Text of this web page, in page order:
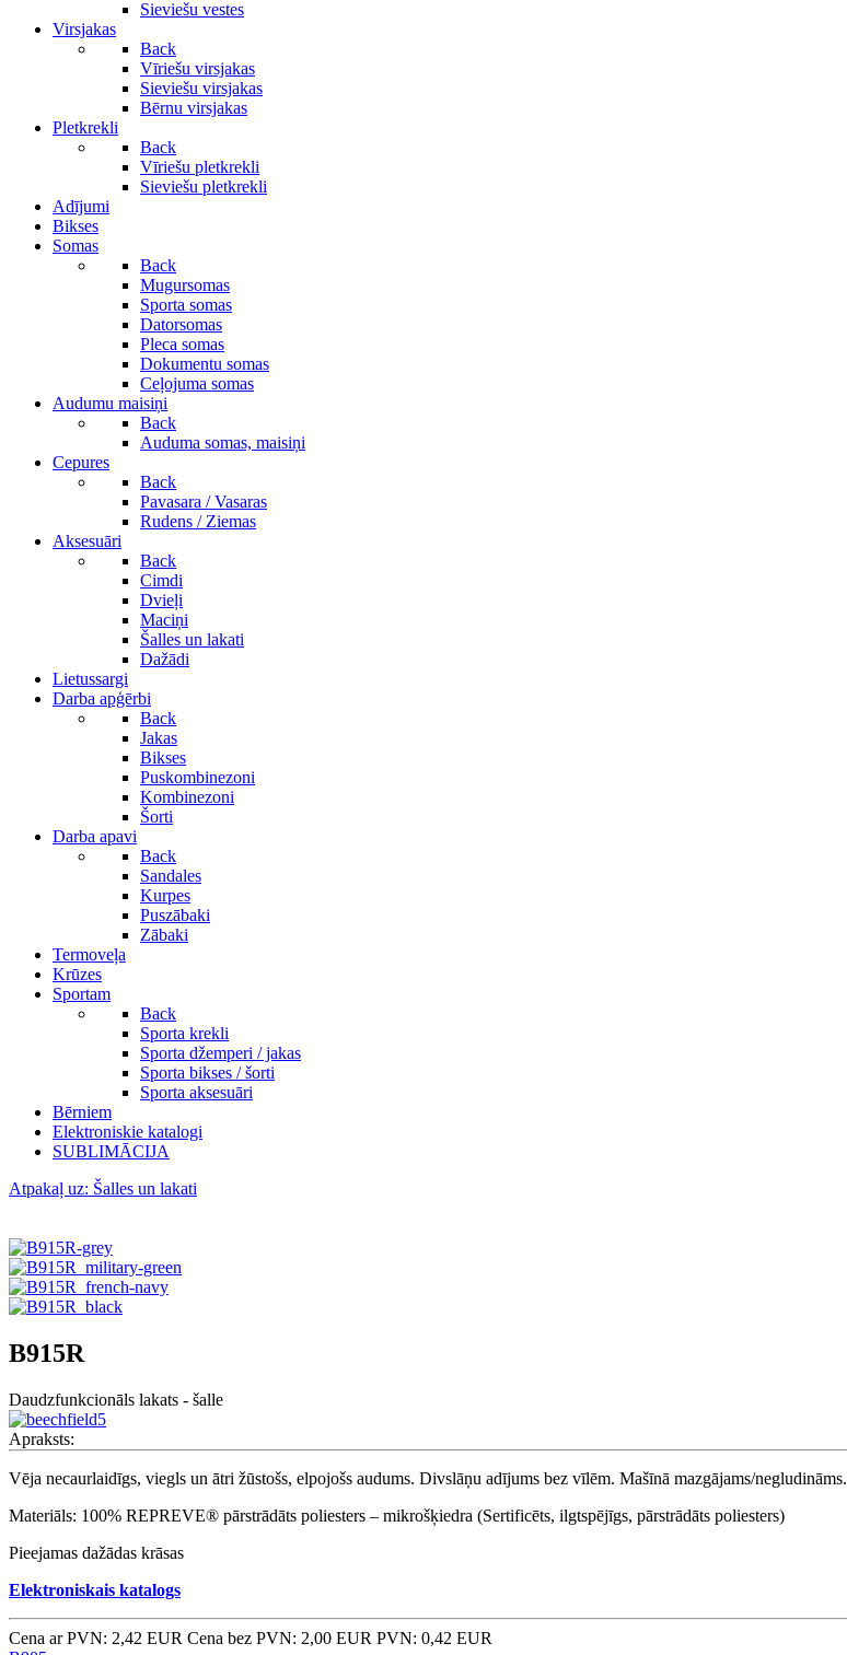
Sieviešu vestes
Virsjakas
Back
Vīriešu virsjakas
Sieviešu virsjakas
Bērnu virsjakas
Pletkrekli
Back
Vīriešu pletkrekli
Sieviešu pletkrekli
Adījumi
Bikses
Somas
Back
Mugursomas
Sporta somas
Datorsomas
Pleca somas
Dokumentu somas
Ceļojuma somas
Audumu maisiņi
Back
Auduma somas, maisiņi
Cepures
Back
Pavasara / Vasaras
Rudens / Ziemas
Aksesuāri
Back
Cimdi
Dvieļi
Maciņi
Šalles un lakati
Dažādi
Lietussargi
Darba apģērbi
Back
Jakas
Bikses
Puskombinezoni
Kombinezoni
Šorti
Darba apavi
Back
Sandales
Kurpes
Puszābaki
Zābaki
Termoveļa
Krūzes
Sportam
Back
Sporta krekli
Sporta džemperi / jakas
Sporta bikses / šorti
Sporta aksesuāri
Bērniem
Elektroniskie katalogi
SUBLIMĀCIJA
Atpakaļ uz: Šalles un lakati
B915R
Daudzfunkcionāls lakats - šalle
Apraksts:
Vēja necaurlaidīgs, viegls un ātri žūstošs, elpojošs audums. Divslāņu adījums bez vīlēm. Mašīnā mazgājams/negludināms.
Materiāls: 100% REPREVE® pārstrādāts poliesters – mikrošķiedra (Sertificēts, ilgtspējīgs, pārstrādāts poliesters)
Pieejamas dažādas krāsas
Elektroniskais katalogs
Cena ar PVN: 2,42 EUR Cena bez PVN: 2,00 EUR PVN: 0,42 EUR